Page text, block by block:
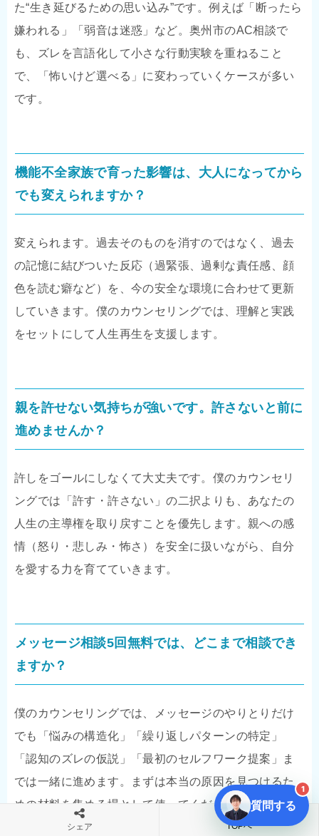
た“生き延びるための思い込み”です。例えば「断ったら
嫌われる」「弱音は迷惑」など。奥州市のAC相談で
も、ズレを言語化して小さな行動実験を重ねること
で、「怖いけど選べる」に変わっていくケースが多い
です。
機能不全家族で育った影響は、大人になってから
でも変えられますか？
変えられます。過去そのものを消すのではなく、過去
の記憶に結びついた反応（過緊張、過剰な責任感、顔
色を読む癖など）を、今の安全な環境に合わせて更新
していきます。僕のカウンセリングでは、理解と実践
をセットにして人生再生を支援します。
親を許せない気持ちが強いです。許さないと前に
進めませんか？
許しをゴールにしなくて大丈夫です。僕のカウンセリ
ングでは「許す・許さない」の二択よりも、あなたの
人生の主導権を取り戻すことを優先します。親への感
情（怒り・悲しみ・怖さ）を安全に扱いながら、自分
を愛する力を育てていきます。
メッセージ相談5回無料では、どこまで相談でき
ますか？
僕のカウンセリングでは、メッセージのやりとりだけ
でも「悩みの構造化」「繰り返しパターンの特定」
「認知のズレの仮説」「最初のセルフワーク提案」ま
では一緒に進めます。まずは本当の原因を見つけるた
めの材料を集める場として使ってください。
シェア TOPへ
質問する
1